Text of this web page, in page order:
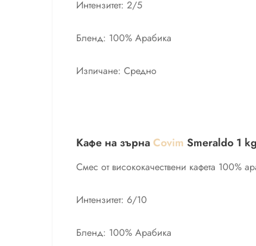
Интензитет: 2/5
Бленд: 100% Арабика
Изпичане: Средно
Кафе на зърнаCovim Smeraldo 1
Смес от висококачествени кафета 100%
Интензитет: 6/10
Бленд: 100% Арабика